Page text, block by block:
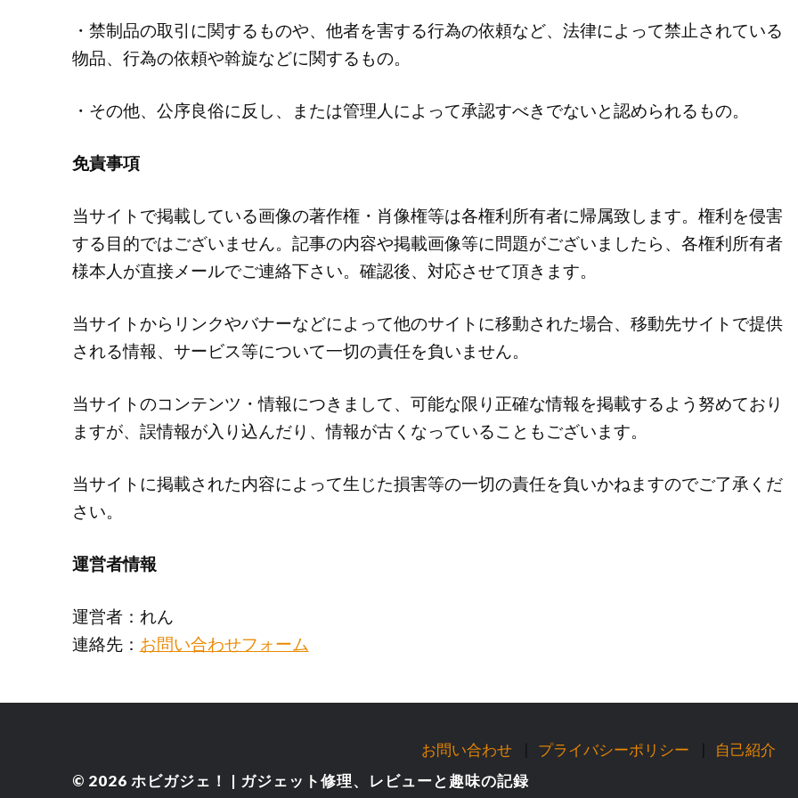
・禁制品の取引に関するものや、他者を害する行為の依頼など、法律によって禁止されている
物品、行為の依頼や斡旋などに関するもの。
・その他、公序良俗に反し、または管理人によって承認すべきでないと認められるもの。
免責事項
当サイトで掲載している画像の著作権・肖像権等は各権利所有者に帰属致します。権利を侵害
する目的ではございません。記事の内容や掲載画像等に問題がございましたら、各権利所有者
様本人が直接メールでご連絡下さい。確認後、対応させて頂きます。
当サイトからリンクやバナーなどによって他のサイトに移動された場合、移動先サイトで提供
される情報、サービス等について一切の責任を負いません。
当サイトのコンテンツ・情報につきまして、可能な限り正確な情報を掲載するよう努めており
ますが、誤情報が入り込んだり、情報が古くなっていることもございます。
当サイトに掲載された内容によって生じた損害等の一切の責任を負いかねますのでご了承くだ
さい。
運営者情報
運営者：れん
連絡先： お問い合わせフォーム
お問い合わせ プライバシーポリシー
自己紹介
© 2026 ホビガジェ！ | ガジェット修理、レビューと趣味の記録